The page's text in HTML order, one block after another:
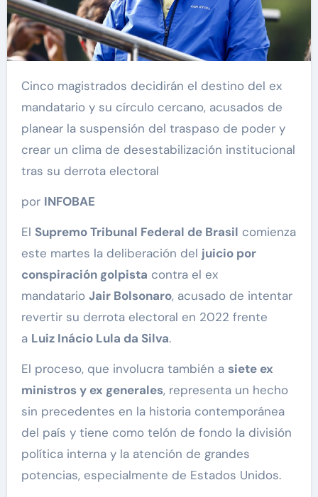
Cinco magistrados decidirán el destino del ex
mandatario y su círculo cercano, acusados de
planear la suspensión del traspaso de poder y
crear un clima de desestabilización institucional
tras su derrota electoral
por INFOBAE
El Supremo Tribunal Federal de Brasil comienza
este martes la deliberación del juicio por
conspiración golpista contra el ex
mandatario Jair Bolsonaro, acusado de intentar
revertir su derrota electoral en 2022 frente
a Luiz Inácio Lula da Silva.
El proceso, que involucra también a siete ex
ministros y ex generales, representa un hecho
sin precedentes en la historia contemporánea
del país y tiene como telón de fondo la división
política interna y la atención de grandes
potencias, especialmente de Estados Unidos.